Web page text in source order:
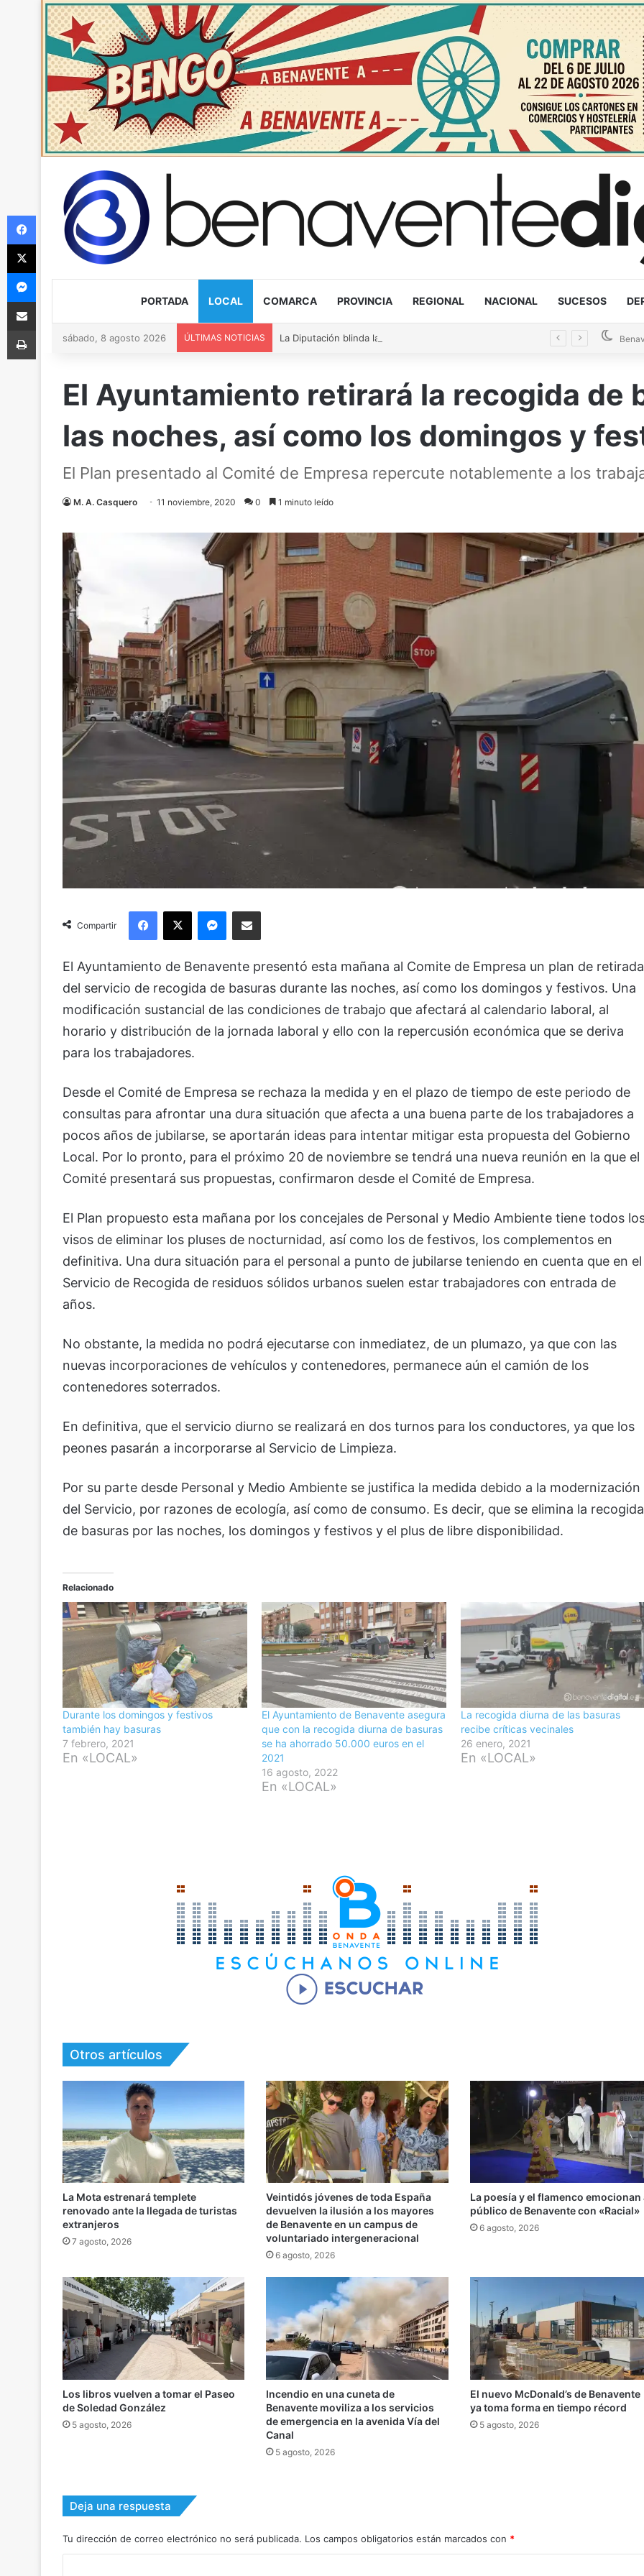
PORTADA LOCAL COMARCA PROVINCIA REGIONAL NACIONAL SUCESOS
sábado, 8 agosto 2026 ÚLTIMAS NOTICIAS
El Ayuntamiento retirará la recogida de
las noches, así como los domingos y
El Plan presentado al Comité de Empresa repercute notablemente a los
M. A. Casquero 11 noviembre, 2020 0 1 minuto leído
Compartir
Facebook
X Messenger
Compartir via Email
El Ayuntamiento de Benavente presentó esta mañana al Comite de Empresa un plan de retirada
del servicio de recogida de basuras durante las noches, así como los domingos y festivos. Una
modificación sustancial de las condiciones de trabajo que afectará al calendario laboral, al
horario y distribución de la jornada laboral y ello con la repercusión económica que se deriva
para los trabajadores.
Desde el Comité de Empresa se rechaza la medida y en el plazo de tiempo de este periodo de
consultas para afrontar una dura situación que afecta a una buena parte de los trabajadores a
pocos años de jubilarse, se aportarán ideas para intentar mitigar esta propuesta del Gobierno
Local. Por lo pronto, para el próximo 20 de noviembre se tendrá una nueva reunión en la que el
Comité presentará sus propuestas, confirmaron desde el Comité de Empresa.
El Plan propuesto esta mañana por los concejales de Personal y Medio Ambiente tiene todos
visos de eliminar los pluses de nocturnidad, así como los de festivos, los complementos en
definitiva. Una dura situación para el personal a punto de jubilarse teniendo en cuenta que en el
Servicio de Recogida de residuos sólidos urbanos suelen estar trabajadores con entrada de
años.
No obstante, la medida no podrá ejecutarse con inmediatez, de un plumazo, ya que con las
nuevas incorporaciones de vehículos y contenedores, permanece aún el camión de los
contenedores soterrados.
En definitiva, que el servicio diurno se realizará en dos turnos para los conductores, ya que los
peones pasarán a incorporarse al Servicio de Limpieza.
Por su parte desde Personal y Medio Ambiente se justifica la medida debido a la modernización
del Servicio, por razones de ecología, así como de consumo. Es decir, que se elimina la recogida
de basuras por las noches, los domingos y festivos y el plus de libre disponibilidad.
Relacionado
Durante los domingos y festivos
también hay basuras
7 febrero, 2021
En «LOCAL»
El Ayuntamiento de Benavente asegura
que con la recogida diurna de basuras
se ha ahorrado 50.000 euros en el
2021
16 agosto, 2022
En «LOCAL»
La recogida diurna de las basuras
recibe críticas vecinales
26 enero, 2021
En «LOCAL»
Otros artículos
La Mota estrenará templete
renovado ante la llegada de turistas
extranjeros
7 agosto, 2026
Veintidós jóvenes de toda España
devuelven la ilusión a los mayores
de Benavente en un campus de
voluntariado intergeneracional
6 agosto, 2026
La poesía y el flamenco emocionan
público de Benavente con «Racial»
6 agosto, 2026
Los libros vuelven a tomar el Paseo
de Soledad González
5 agosto, 2026
Incendio en una cuneta de
Benavente moviliza a los servicios
de emergencia en la avenida Vía del
Canal
5 agosto, 2026
El nuevo McDonald’s de Benavente
ya toma forma en tiempo récord
5 agosto, 2026
Deja una respuesta
Tu dirección de correo electrónico no será publicada. Los campos obligatorios están marcados con *
Facebook
X
Messenger
Compartir via Email